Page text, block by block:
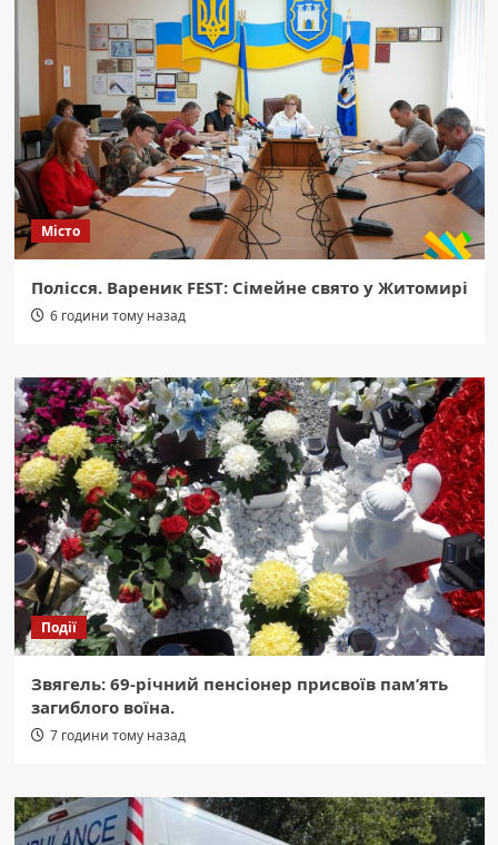
Місто
Полісся. Вареник FEST: Сімейне свято у Житомирі
6 години тому назад
Події
Звягель: 69-річний пенсіонер присвоїв пам’ять
загиблого воїна.
7 години тому назад